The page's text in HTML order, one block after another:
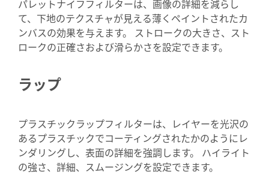
パレットナイフフィルターは、画像の詳細を減らし
て、下地のテクスチャが見える薄くペイントされたカ
ンバスの効果を与えます。 ストロークの大きさ、スト
ロークの正確さおよび滑らかさを設定できます。
ラップ
プラスチックラップフィルターは、レイヤーを光沢の
あるプラスチックでコーティングされたかのようにレ
ンダリングし、表面の詳細を強調します。 ハイライト
の強さ、詳細、スムージングを設定できます。